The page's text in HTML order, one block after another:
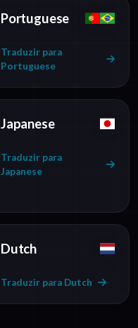
Portuguese
Traduzir para
Portuguese
Japanese
Traduzir para
Japanese
Dutch
Traduzir para Dutch